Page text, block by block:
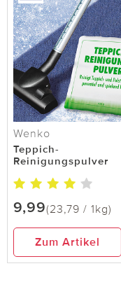
Wenko
Teppich-
Reinigungspulver
9,99(23,79 / 1kg)
Zum Artikel